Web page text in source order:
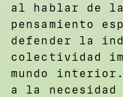
al hablar de
pensamiento
defender la
colectividad
mundo
a la